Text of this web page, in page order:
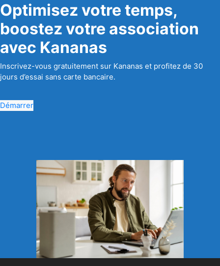
Optimisez votre temps,
boostez votre association
avec Kananas
Inscrivez-vous gratuitement sur Kananas et profitez de 30
jours d’essai sans carte bancaire.
Démarrer